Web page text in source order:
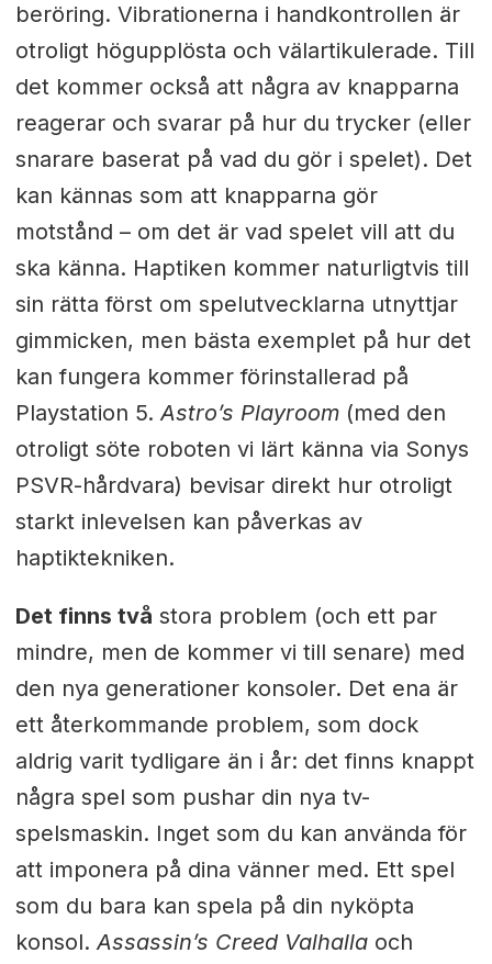
beröring. Vibrationerna i handkontrollen är
otroligt högupplösta och välartikulerade. Till
det kommer också att några av knapparna
reagerar och svarar på hur du trycker (eller
snarare baserat på vad du gör i spelet). Det
kan kännas som att knapparna gör
motstånd – om det är vad spelet vill att du
ska känna. Haptiken kommer naturligtvis till
sin rätta först om spelutvecklarna utnyttjar
gimmicken, men bästa exemplet på hur det
kan fungera kommer förinstallerad på
Playstation 5.Astro’s Playroom(med den
otroligt söte roboten vi lärt känna via Sonys
PSVR-hårdvara) bevisar direkt hur otroligt
starkt inlevelsen kan påverkas av
haptiktekniken.
Det finns två stora problem (och ett par
mindre, men de kommer vi till senare) med
den nya generationer konsoler. Det ena är
ett återkommande problem, som dock
aldrig varit tydligare än i år: det finns knappt
några spel som pushar din nya tv-
spelsmaskin. Inget som du kan använda för
att imponera på dina vänner med. Ett spel
som du bara kan spela på din nyköpta
konsol.Assassin’s Creed Valhallaoch